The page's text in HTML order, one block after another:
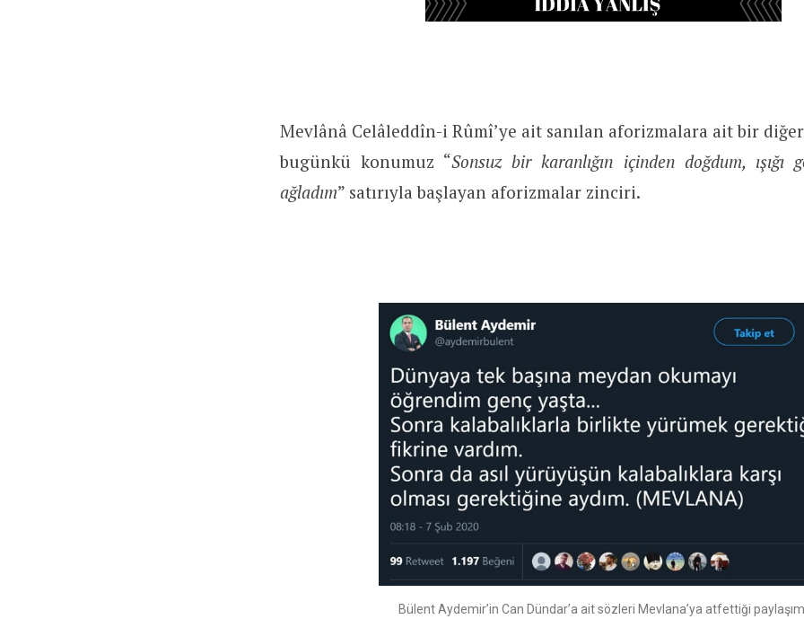
Mevlânâ Celâleddîn-i Rûmî’ye ait sanılan aforizmalara ait bir
bugünkü konumuz “Sonsuz bir karanlığın içinden doğdum, ışığı
ağladım” satırıyla başlayan aforizmalar zinciri.
Bülent Aydemir’in Can Dündar’a ait sözleri Mevlana’ya atfettiği